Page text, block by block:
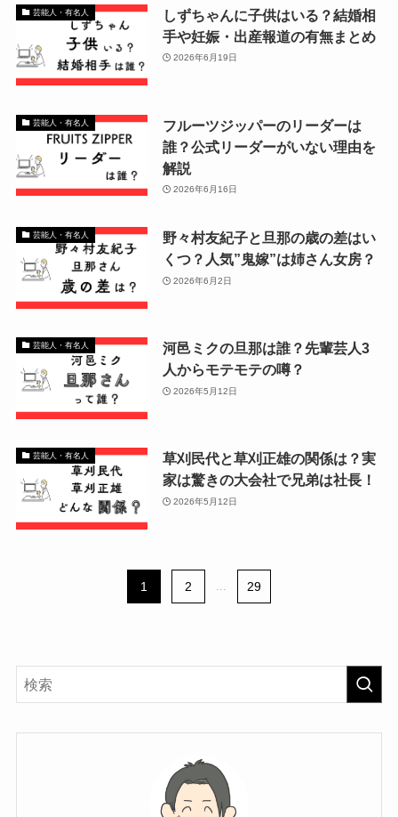
芸能人・有名人
しずちゃんに子供はいる？結婚相
手や妊娠・出産報道の有無まとめ
2026年6月19日
芸能人・有名人
フルーツジッパーのリーダーは
誰？公式リーダーがいない理由を
解説
2026年6月16日
芸能人・有名人
野々村友紀子と旦那の歳の差はい
くつ？人気”鬼嫁”は姉さん女房？
2026年6月2日
芸能人・有名人
河邑ミクの旦那は誰？先輩芸人3
人からモテモテの噂？
2026年5月12日
芸能人・有名人
草刈民代と草刈正雄の関係は？実
家は驚きの大会社で兄弟は社長！
2026年5月12日
1 2 29